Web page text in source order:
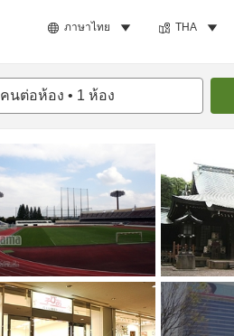
ภาษาไทย THA
คนต่อห้อง • 1 ห้อง